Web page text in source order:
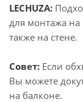
LECHUZA:
для монтажа на
также на стене.
Совет: Если
Вы можете
на балконе.